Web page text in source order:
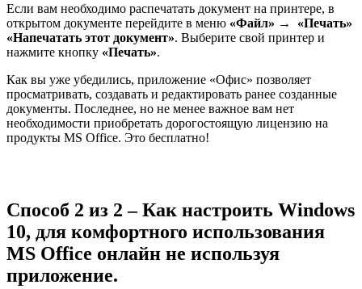
Если вам необходимо распечатать документ на принтере, в
открытом документе перейдите в меню «Файл» → «Печать»
«Напечатать этот документ». Выберите свой принтер и
нажмите кнопку «Печать».
Как вы уже убедились, приложение «Офис» позволяет
просматривать, создавать и редактировать ранее созданные
документы. Последнее, но не менее важное вам нет
необходимости приобретать дорогостоящую лицензию на
продукты MS Office. Это бесплатно!
Способ 2 из 2 – Как настроить Windows
10, для комфортного использования
MS Office онлайн не используя
приложение.